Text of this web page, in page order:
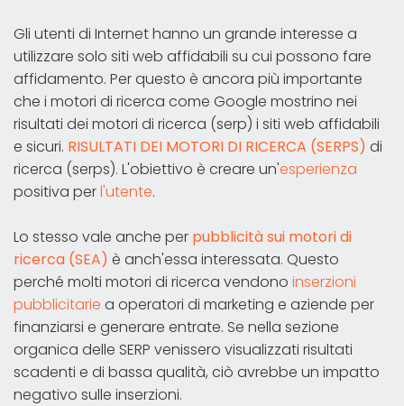
Gli utenti di Internet hanno un grande interesse a
utilizzare solo siti web affidabili su cui possono fare
affidamento. Per questo è ancora più importante
che i motori di ricerca come Google mostrino nei
risultati dei motori di ricerca (serp) i siti web affidabili
e sicuri. RISULTATI DEI MOTORI DI RICERCA (SERPS) di
ricerca (serps). L'obiettivo è creare un'esperienza
positiva perl'utente.
Lo stesso vale anche per pubblicità sui motori di
ricerca (SEA) è anch'essa interessata. Questo
perché molti motori di ricerca vendono inserzioni
pubblicitarie a operatori di marketing e aziende per
finanziarsi e generare entrate. Se nella sezione
organica delle SERP venissero visualizzati risultati
scadenti e di bassa qualità, ciò avrebbe un impatto
negativo sulle inserzioni.